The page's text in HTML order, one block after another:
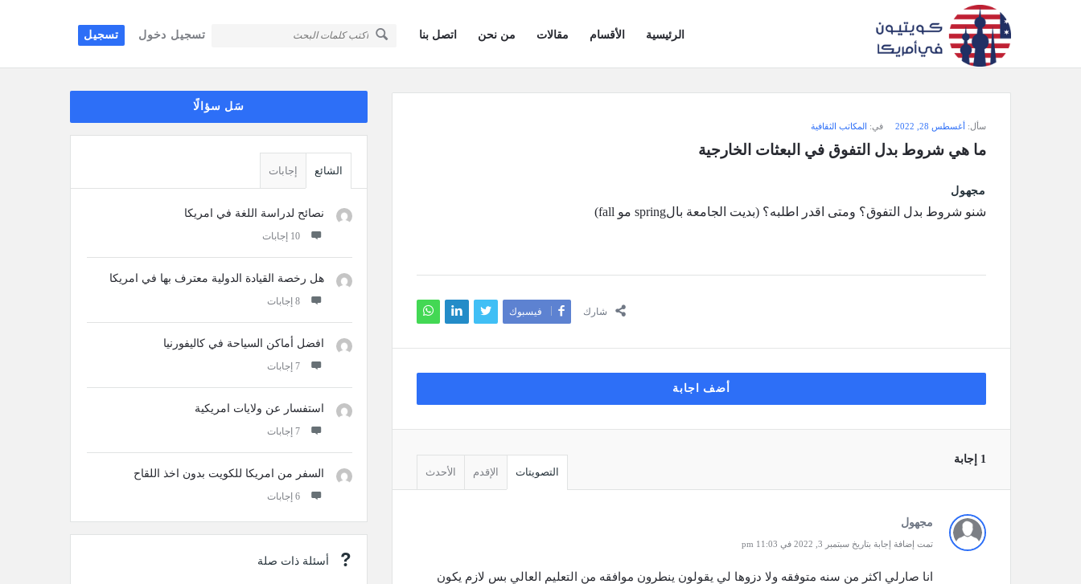
تسجيل دخول تسجيل
وجواب
كويتيون
الرئيسية الأقسام مقالات من نحن اتصل بنا
وجواب
سأل: أغسطس 28, 2022 في: المكاتب الثقافية
ما هي شروط بدل التفوق في البعثات الخارجية
مجهول
شنو شروط بدل التفوق؟ ومتى اقدر اطلبه؟ (بديت الجامعة بالspring مو fall)
شارك فيسبوك
أضف اجابة
‫1 إجابة
التصويتات
الإقدم الأحدث
مجهول
تمت إضافة إجابة بتاريخ سبتمبر 3, 2022 في 11:03 pm
انا صارلي اكثر من سنه متوفقه ولا دزوها لي يقولون ينطرون موافقه من التعليم العالي بس لازم يكون
سَل سؤالًا
الشائع إجابات
نصائح لدراسة اللغة في امريكا
‫10 إجابات
هل رخصة القيادة الدولية معترف بها في امريكا
‫8 إجابات
افضل أماكن السياحة في كاليفورنيا
‫7 إجابات
استفسار عن ولايات امريكية
‫7 إجابات
السفر من امريكا للكويت بدون اخذ اللقاح
‫6 إجابات
أسئلة ذات صلة